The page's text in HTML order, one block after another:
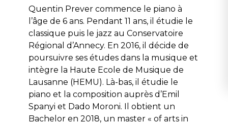
Quentin Prever commence le piano à
l’âge de 6 ans. Pendant 11 ans, il étudie le
classique puis le jazz au Conservatoire
Régional d’Annecy. En 2016, il décide de
poursuivre ses études dans la musique et
intègre la Haute Ecole de Musique de
Lausanne (HEMU). Là-bas, il étudie le
piano et la composition auprès d’Emil
Spanyi et Dado Moroni. Il obtient un
Bachelor en 2018, un master « of arts in